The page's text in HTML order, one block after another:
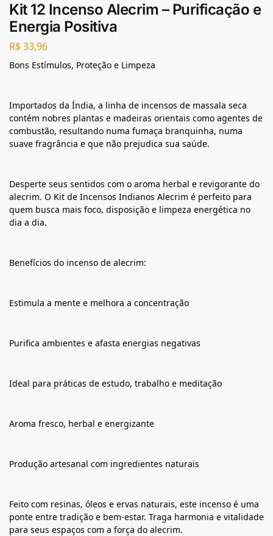
Kit 12 Incenso Alecrim – Purificação e
Energia Positiva
R$33,96
Bons Estímulos, Proteção e Limpeza
Importados da Índia, a linha de incensos de massala seca
contém nobres plantas e madeiras orientais como agentes de
combustão, resultando numa fumaça branquinha, numa
suave fragrância e que não prejudica sua saúde.
Desperte seus sentidos com o aroma herbal e revigorante do
alecrim. O Kit de Incensos Indianos Alecrim é perfeito para
quem busca mais foco, disposição e limpeza energética no
dia a dia.
Benefícios do incenso de alecrim:
Estimula a mente e melhora a concentração
Purifica ambientes e afasta energias negativas
Ideal para práticas de estudo, trabalho e meditação
Aroma fresco, herbal e energizante
Produção artesanal com ingredientes naturais
Feito com resinas, óleos e ervas naturais, este incenso é uma
ponte entre tradição e bem-estar. Traga harmonia e vitalidade
para seus espaços com a força do alecrim.